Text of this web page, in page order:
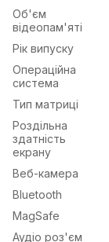
Об'єм
відеопам'яті
Рік випуску
Операційна
система
Тип матриці
Роздільна
здатність
екрану
Веб-камера
Bluetooth
MagSafe
Аудіо роз'єм